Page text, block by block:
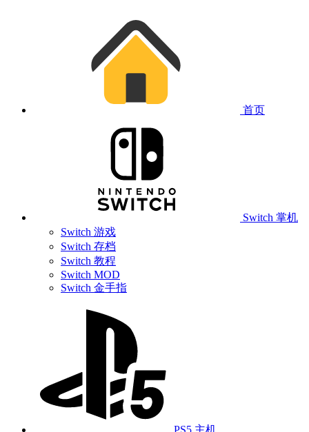
首页
Switch 掌机
Switch 游戏
Switch 存档
Switch 教程
Switch MOD
Switch 金手指